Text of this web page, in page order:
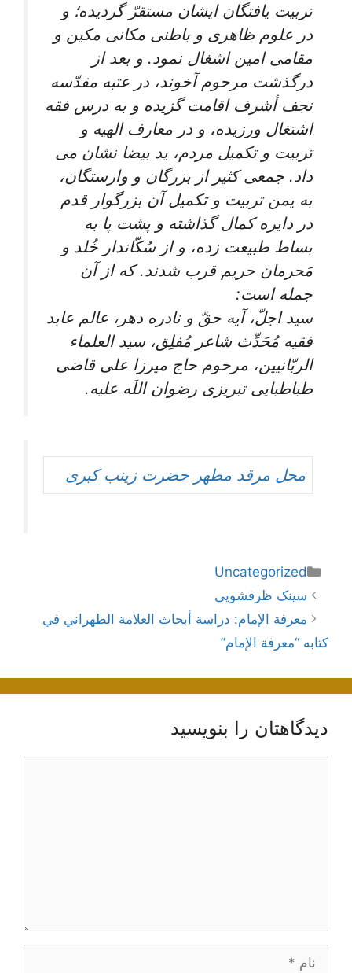
تربيت يافتگان ايشان مستقرّ گرديده؛ و
در علوم ظاهرى و باطنى مكانى مكين و
مقامى امين اشغال نمود. و بعد از
درگذشت مرحوم آخوند، در عتبه مقدّسه
نجف أشرف اقامت گزيده و به درس فقه
اشتغال ورزيده، و در معارف الهيه و
تربيت و تكميل مردم، يد بيضا نشان مى
‏داد. جمعى كثير از بزرگان و وارستگان،
به يمن تربيت و تكميل آن بزرگوار قدم
در دايره كمال گذاشته و پشت پا به
بساط طبيعت زده، و از سُكّان‏دار خُلد و
مَحرمان حريم قرب شدند. كه از آن
جمله است:
سيد اجلّ، آيه حقّ و نادره دهر، عالم عابد
فقيه مُحَدِّث شاعر مُفلِق، سيد العلماء
الربّانيين، مرحوم حاج ميرزا على قاضى
طباطبايى تبريزى رضوان اللَه علیه.
محل مرقد مطهر حضرت زینب کبری
دسته‌ها
Uncategorized
ناوبری
نوشته‌ها
سینک ظرفشویی
معرفة الإمام: دراسة أبحاث العلامة الطهراني في
كتابه “معرفة الإمام”
دیدگاهتان را بنویسید